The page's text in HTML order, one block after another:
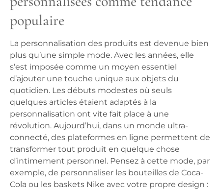
populaire
La personnalisation des produits est devenue bien
plus qu’une simple mode. Avec les années, elle
s’est imposée comme un moyen essentiel
d’ajouter une touche unique aux objets du
quotidien. Les débuts modestes où seuls
quelques articles étaient adaptés à la
personnalisation ont vite fait place à une
révolution. Aujourd’hui, dans un monde ultra-
connecté, des plateformes en ligne permettent de
transformer tout produit en quelque chose
d’intimement personnel. Pensez à cette mode, par
exemple, de personnaliser les bouteilles de Coca-
Cola ou les baskets Nike avec votre propre design :